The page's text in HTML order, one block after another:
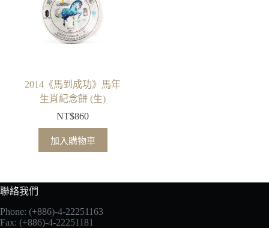
2014《馬到成功》馬年
生肖紀念餅 (生)
NT$860
加入購物車
聯絡我們
Phone: (+886)-4-22251163
Fax: (+886)-4-22251181